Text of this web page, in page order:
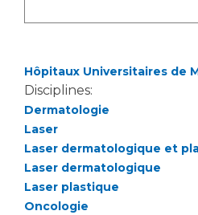
Qualité
Nos indicateurs qualité et de
Protection des
Hôpitaux Universitaires de
Disciplines:
Dermatologie
Laser
Laser dermatologique et
Laser dermatologique
Laser plastique
Oncologie